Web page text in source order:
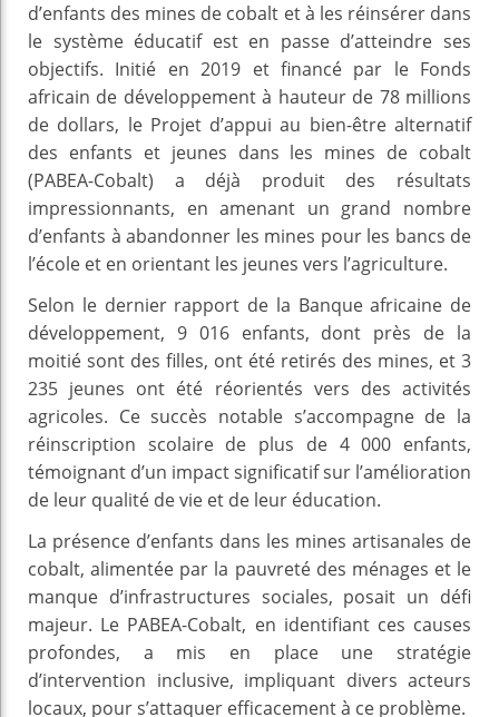
d’enfants des mines de cobalt et à les réinsérer dans
le système éducatif est en passe d’atteindre ses
objectifs. Initié en 2019 et financé par le Fonds
africain de développement à hauteur de 78 millions
de dollars, le Projet d’appui au bien-être alternatif
des enfants et jeunes dans les mines de cobalt
(PABEA-Cobalt) a déjà produit des résultats
impressionnants, en amenant un grand nombre
d’enfants à abandonner les mines pour les bancs de
l’école et en orientant les jeunes vers l’agriculture.
Selon le dernier rapport de la Banque africaine de
développement, 9 016 enfants, dont près de la
moitié sont des filles, ont été retirés des mines, et 3
235 jeunes ont été réorientés vers des activités
agricoles. Ce succès notable s’accompagne de la
réinscription scolaire de plus de 4 000 enfants,
témoignant d’un impact significatif sur l’amélioration
de leur qualité de vie et de leur éducation.
La présence d’enfants dans les mines artisanales de
cobalt, alimentée par la pauvreté des ménages et le
manque d’infrastructures sociales, posait un défi
majeur. Le PABEA-Cobalt, en identifiant ces causes
profondes, a mis en place une stratégie
d’intervention inclusive, impliquant divers acteurs
locaux, pour s’attaquer efficacement à ce problème.